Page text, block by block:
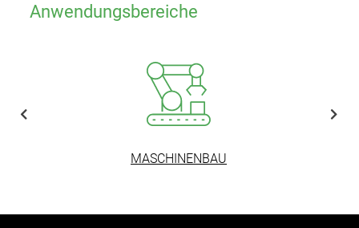
Medizintechnik
Newsletter
Anwendungsbereiche
MASCHINENBAU